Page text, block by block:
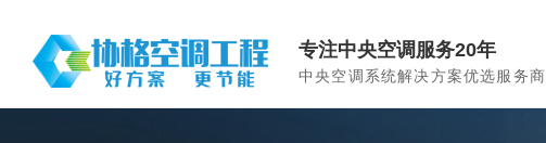
专注中央空调服务20年
中央空调系统解决方案优选服务商